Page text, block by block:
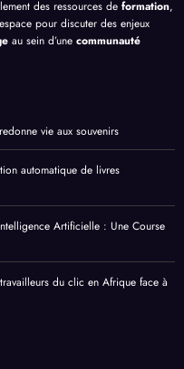
des ressources de formation,
pour discuter des enjeux
au sein d’une communauté
vie aux souvenirs
automatique de livres
Artificielle : Une Course
du clic en Afrique face à